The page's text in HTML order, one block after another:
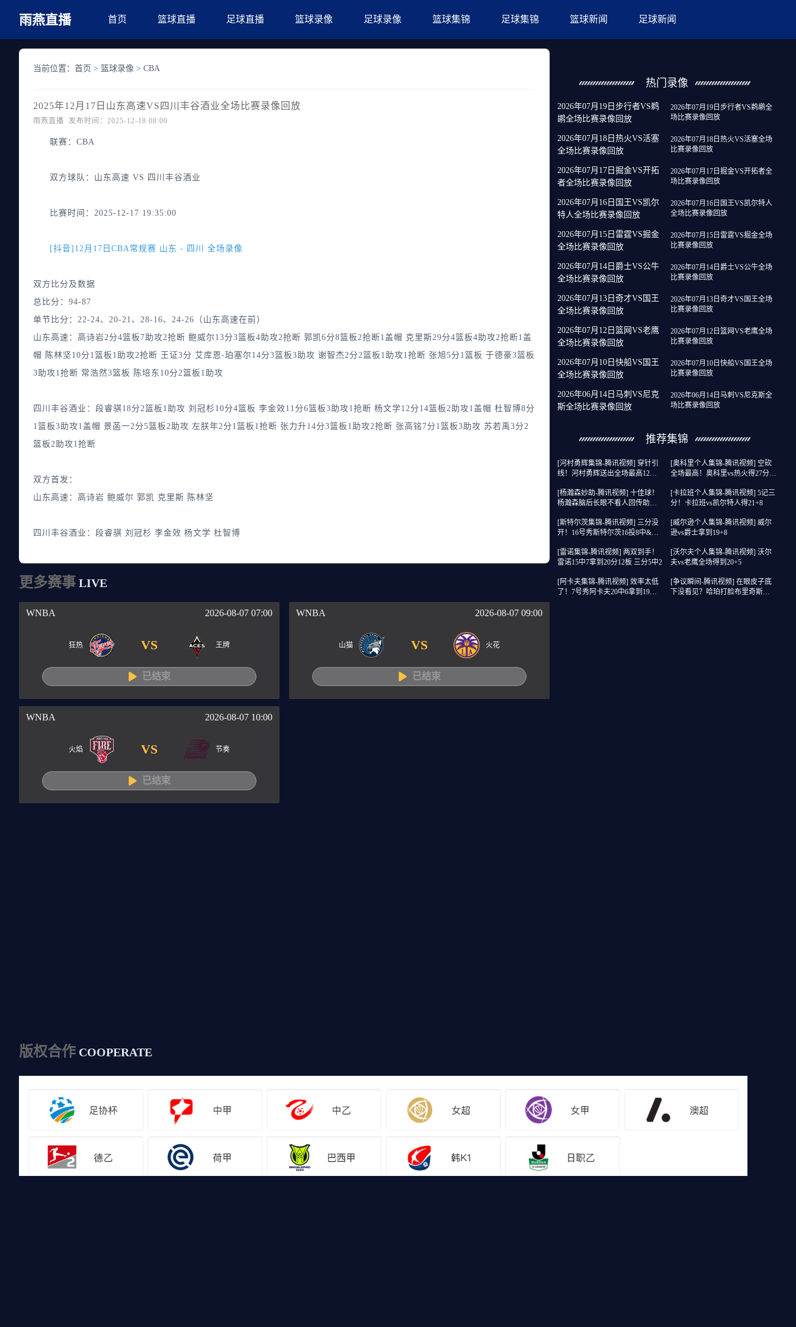
雨燕直播 首页 篮球直播 足球直播 篮球录像 足球录像 篮球集锦 足球集锦 篮球新闻 足球新闻
当前位置： 首页 > 篮球录像 > CBA
2025年12月17日山东高速VS四川丰谷酒业全场比赛录像回放
雨燕直播 发布时间：2025-12-18 08:00
联赛： CBA
双方球队： 山东高速 VS 四川丰谷酒业
比赛时间： 2025-12-17 19:35:00
[抖音]12月17日CBA常规赛 山东 - 四川 全场录像
双方比分及数据
总比分：94-87
单节比分：22-24、20-21、28-16、24-26（山东高速在前）
山东高速：高诗岩2分4篮板7助攻2抢断 鲍威尔13分3篮板4助攻2抢断 郭凯6分8篮板2抢断1盖帽 克里斯29分4篮板4助攻2抢断1盖
帽 陈林坚10分1篮板1助攻2抢断 王证3分 艾库恩-珀塞尔14分3篮板3助攻 谢智杰2分2篮板1助攻1抢断 张旭5分1篮板 于德豪3篮板
3助攻1抢断 常浩然3篮板 陈培东10分2篮板1助攻
四川丰谷酒业：段睿骐18分2篮板1助攻 刘冠杉10分4篮板 李金效11分6篮板3助攻1抢断 杨文学12分14篮板2助攻1盖帽 杜智博8分
1篮板3助攻1盖帽 景菡一2分5篮板2助攻 左朕年2分1篮板1抢断 张力升14分3篮板1助攻2抢断 张高铭7分1篮板3助攻 苏若禹3分2
篮板2助攻1抢断
双方首发：
山东高速：高诗岩 鲍威尔 郭凯 克里斯 陈林坚
四川丰谷酒业：段睿骐 刘冠杉 李金效 杨文学 杜智博
更多赛事 LIVE
WNBA 2026-08-07 07:00
狂热 VS 王牌
已结束
WNBA 2026-08-07 09:00
山猫 VS 火花
已结束
WNBA 2026-08-07 10:00
火焰 VS 节奏
已结束
热门录像
2026年07月19日步行者VS鹈
鹕全场比赛录像回放
2026年07月19日步行者VS鹈鹕全
场比赛录像回放
2026年07月18日热火VS活塞
全场比赛录像回放
2026年07月18日热火VS活塞全场
比赛录像回放
2026年07月17日掘金VS开拓
者全场比赛录像回放
2026年07月17日掘金VS开拓者全
场比赛录像回放
2026年07月16日国王VS凯尔
特人全场比赛录像回放
2026年07月16日国王VS凯尔特人
全场比赛录像回放
2026年07月15日雷霆VS掘金
全场比赛录像回放
2026年07月15日雷霆VS掘金全场
比赛录像回放
2026年07月14日爵士VS公牛
全场比赛录像回放
2026年07月14日爵士VS公牛全场
比赛录像回放
2026年07月13日奇才VS国王
全场比赛录像回放
2026年07月13日奇才VS国王全场
比赛录像回放
2026年07月12日篮网VS老鹰
全场比赛录像回放
2026年07月12日篮网VS老鹰全场
比赛录像回放
2026年07月10日快船VS国王
全场比赛录像回放
2026年07月10日快船VS国王全场
比赛录像回放
2026年06月14日马刺VS尼克
斯全场比赛录像回放
2026年06月14日马刺VS尼克斯全
场比赛录像回放
推荐集锦
[河村勇辉集锦-腾讯视频] 穿针引
线！河村勇辉送出全场最高12助
[奥科里个人集锦-腾讯视频] 空砍
全场最高！奥科里vs热火得27分4
[杨瀚森妙助-腾讯视频] 十佳球！
杨瀚森脑后长眼不看人回传助队
[卡拉班个人集锦-腾讯视频] 5记三
分！卡拉班vs凯尔特人得21+8
[斯特尔茨集锦-腾讯视频] 三分没
开！16号秀斯特尔茨16投8中&三
[威尔逊个人集锦-腾讯视频] 威尔
逊vs爵士拿到19+8
[雷诺集锦-腾讯视频] 两双到手！
雷诺15中7拿到20分12板 三分5中2
[沃尔夫个人集锦-腾讯视频] 沃尔
夫vs老鹰全场得到20+5
[阿卡夫集锦-腾讯视频] 效率太低
了！7号秀阿卡夫20中6拿到19分3
[争议瞬间-腾讯视频] 在眼皮子底
下没看见？哈珀打脸布里奇斯没
版权合作 COOPERATE